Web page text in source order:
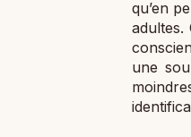
qu’en
adultes.
une